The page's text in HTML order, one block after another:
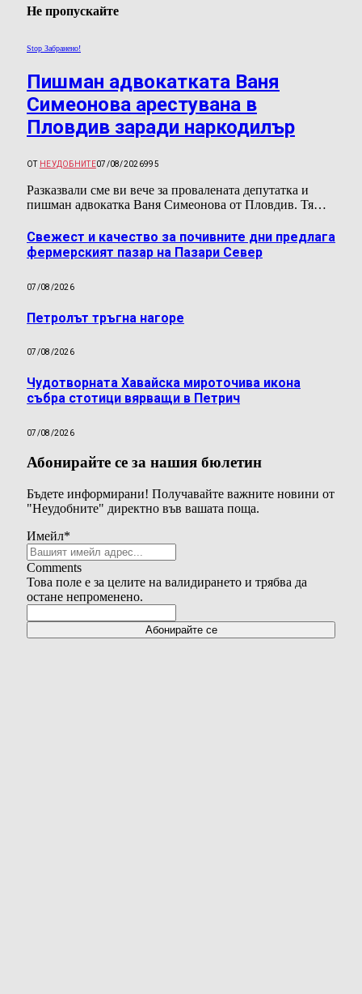
Не пропускайте
Stop Забранено!
Пишман адвокатката Ваня
Симеонова арестувана в
Пловдив заради наркодилър
ОТ НЕУДОБНИТЕ07/08/2026995
Разказвали сме ви вече за провалената депутатка и
пишман адвокатка Ваня Симеонова от Пловдив. Тя…
Свежест и качество за почивните дни предлага
фермерският пазар на Пазари Север
07/08/2026
Петролът тръгна нагоре
07/08/2026
Чудотворната Хавайска мироточива икона
събра стотици вярващи в Петрич
07/08/2026
Абонирайте се за нашия бюлетин
Бъдете информирани! Получавайте важните новини от
"Неудобните" директно във вашата поща.
Имейл*
Comments
Това поле е за целите на валидирането и трябва да
остане непроменено.